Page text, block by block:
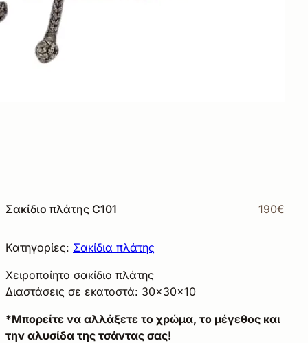
Σακίδιο πλάτης C101 190€
Κατηγορίες: Σακίδια πλάτης
Χειροποίητο σακίδιο πλάτης
Διαστάσεις σε εκατοστά: 30×30×10
*Μπορείτε να αλλάξετε το χρώμα, το μέγεθος και
την αλυσίδα της τσάντας σας!